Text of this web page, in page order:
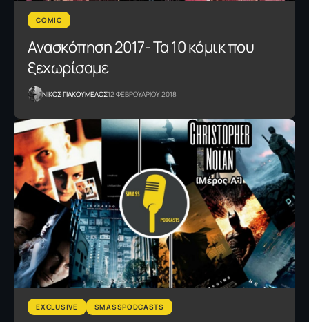
COMIC
Ανασκόπηση 2017- Τα 10 κόμικ που
ξεχωρίσαμε
NΙΚΟΣ ΓΙΑΚΟΥΜΕΛΟΣ12 ΦΕΒΡΟΥΑΡΙΟΥ 2018
EXCLUSIVE SMASSPODCASTS